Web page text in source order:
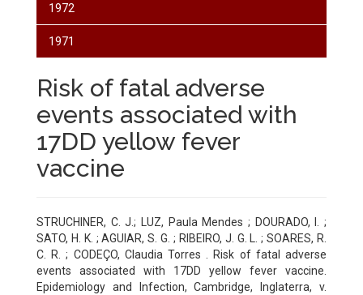
1972
1971
Risk of fatal adverse
events associated with
17DD yellow fever
vaccine
STRUCHINER, C. J.; LUZ, Paula Mendes ; DOURADO, I. ;
SATO, H. K. ; AGUIAR, S. G. ; RIBEIRO, J. G. L. ; SOARES, R.
C. R. ; CODEÇO, Claudia Torres . Risk of fatal adverse
events associated with 17DD yellow fever vaccine.
Epidemiology and Infection, Cambridge, Inglaterra, v.